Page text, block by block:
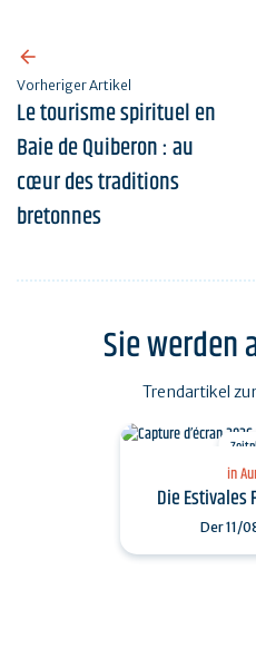
Vorheriger Artikel
Le tourisme spirituel en
Baie de Quiberon : au
cœur des traditions
bretonnes
Sie werden
Trendartikel
in
Die Estivales
Der11/